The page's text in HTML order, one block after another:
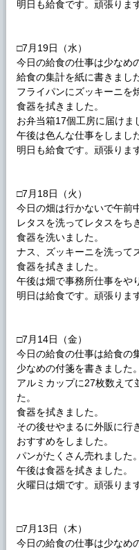
明日も給食です。頑張りま
□7月19日（水）
今日の給食の仕事は少なめ
給食の集計を紙に書きまし
フライパンにズッキーニを
食器を拭きました。
お弁当箱17個工房に届けま
午後は色んな仕事をしまし
明日も給食です。頑張りま
□7月18日（火）
今日の畑は行かないで午前
レタスを洗ってレタスをち
食器を洗いました。
ナス、ズッキーニを洗って
食器を拭きました。
午後は畑で事務所仕事をや
明日は給食です。頑張りま
□7月14日（金）
今日の給食の仕事は給食の
少なめの付箋を書きました。
アルミカップに27枚数えて
た。
食器を拭きました。
その後せやまるに外販に行
おすすめをしました。
パンがたくさん売れました。
午後は食器を拭きました。
火曜日は畑です。頑張りま
□7月13日（木）
今日の給食の仕事は少なめ